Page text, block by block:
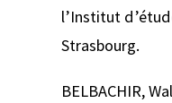
l’Institut
Strasbourg.
BELBACHIR,